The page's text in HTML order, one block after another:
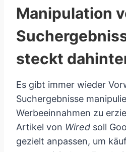
Manipulation
steckt
Es gibt immer wieder
Suchergebnisse
Werbeeinnahmen zu
Artikel von Wired soll
gezielt anpassen, um